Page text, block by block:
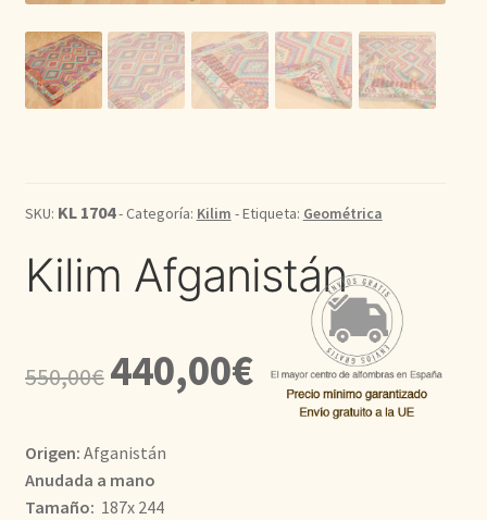
Kilim
Redondas
Seda
Pasillo
SKU: KL 1704- Categoría: Kilim - Etiqueta: Geométrica
Kilim Afganistán
550,00€
El
precio
era:
550,00€.
440,00€El
precio
Origen: Afganistán
Anudada a mano
Tamaño: 187x 244